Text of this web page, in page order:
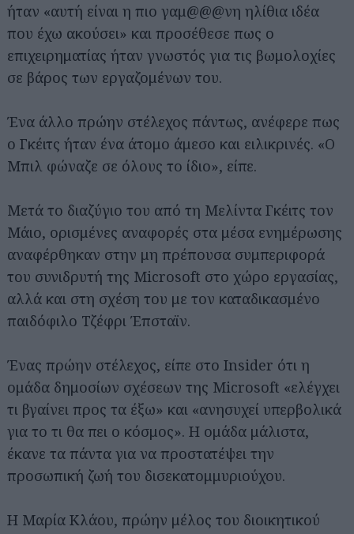
ήταν «αυτή είναι η πιο γαμ@@@νη ηλίθια ιδέα
που έχω ακούσει» και προσέθεσε πως ο
επιχειρηματίας ήταν γνωστός για τις βωμολοχίες
σε βάρος των εργαζομένων του.
Ένα άλλο πρώην στέλεχος πάντως, ανέφερε πως
ο Γκέιτς ήταν ένα άτομο άμεσο και ειλικρινές. «Ο
Μπιλ φώναζε σε όλους το ίδιο», είπε.
Μετά το διαζύγιο του από τη Μελίντα Γκέιτς τον
Μάιο, ορισμένες αναφορές στα μέσα ενημέρωσης
αναφέρθηκαν στην μη πρέπουσα συμπεριφορά
του συνιδρυτή της Microsoft στο χώρο εργασίας,
αλλά και στη σχέση του με τον καταδικασμένο
παιδόφιλο Τζέφρι Έπσταϊν.
Ένας πρώην στέλεχος, είπε στο Insider ότι η
ομάδα δημοσίων σχέσεων της Microsoft «ελέγχει
τι βγαίνει προς τα έξω» και «ανησυχεί υπερβολικά
για το τι θα πει ο κόσμος». Η ομάδα μάλιστα,
έκανε τα πάντα για να προστατέψει την
προσωπική ζωή του δισεκατομμυριούχου.
Η Μαρία Κλάου, πρώην μέλος του διοικητικού